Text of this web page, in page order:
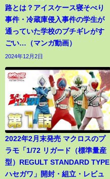
路とは？アイスケース寝そべり
事件・冷蔵庫侵入事件の学生が
通っていた学校のブチギレがす
ごい…（マンガ動画）
2024年12月2日
2022年2月末発売 マクロスのプ
ラモ「1/72 リガード（標準量産
型）REGULT STANDARD TYPE
ハセガワ」開封・組立・レビュ